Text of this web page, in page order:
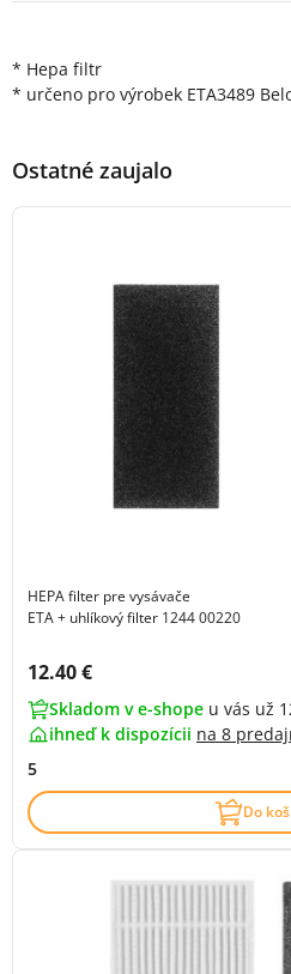
* Hepa filtr
* určeno pro výrobek ETA3489
Ostatné zaujalo
HEPA filter pre vysávače
ETA + uhlíkový filter 1244 00220
Cena s DPH:
12.40 €
Skladom v e-shope u vás už
ihneď k dispozícii na 8
5
Do